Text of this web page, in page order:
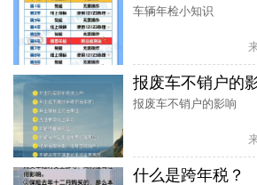
车辆年检小知识
报废车不销户的
报废车不销户的影响
什么是跨年税？